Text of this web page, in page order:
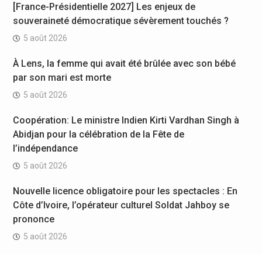
[France-Présidentielle 2027] Les enjeux de
souveraineté démocratique sévèrement touchés ?
5 août 2026
À Lens, la femme qui avait été brûlée avec son bébé
par son mari est morte
5 août 2026
Coopération: Le ministre Indien Kirti Vardhan Singh à
Abidjan pour la célébration de la Fête de
l’indépendance
5 août 2026
Nouvelle licence obligatoire pour les spectacles : En
Côte d’Ivoire, l’opérateur culturel Soldat Jahboy se
prononce
5 août 2026